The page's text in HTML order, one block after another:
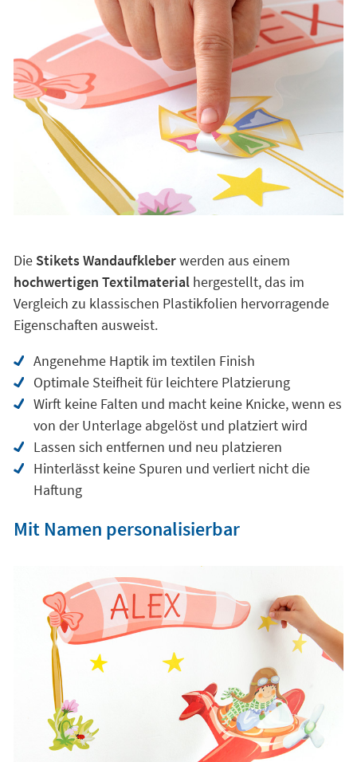
Die Stikets Wandaufkleberwerden aus einem
hochwertigen Textilmaterial hergestellt, das im
Vergleich zu klassischen Plastikfolien hervorragende
Eigenschaften ausweist.
Angenehme Haptik im textilen Finish
Optimale Steifheit für leichtere Platzierung
Wirft keine Falten und macht keine Knicke, wenn es
von der Unterlage abgelöst und platziert wird
Lassen sich entfernen und neu platzieren
Hinterlässt keine Spuren und verliert nicht die
Haftung
Mit Namen personalisierbar